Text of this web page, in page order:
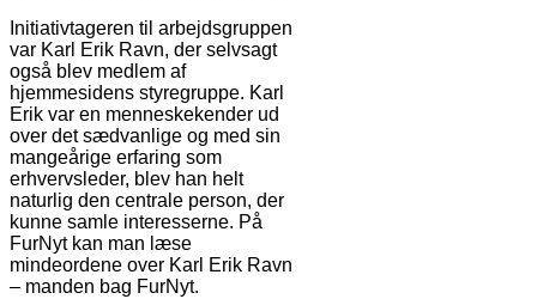
Initiativtageren til arbejdsgruppen
var Karl Erik Ravn, der selvsagt
også blev medlem af
hjemmesidens styregruppe. Karl
Erik var en menneskekender ud
over det sædvanlige og med sin
mangeårige erfaring som
erhvervsleder, blev han helt
naturlig den centrale person, der
kunne samle interesserne. På
FurNyt kan man læse
mindeordene over Karl Erik Ravn
– manden bag FurNyt.